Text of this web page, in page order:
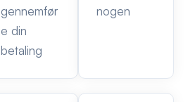
gennemfør
e din
betaling
nogen